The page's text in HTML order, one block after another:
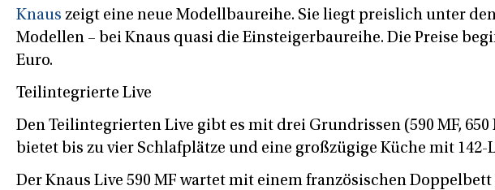
Knaus zeigt eine neue Modellbaureihe. Sie liegt preislich unter
Modellen – bei Knaus quasi die Einsteigerbaureihe. Die Preise
Euro.
Teilintegrierte Live
Den Teilintegrierten Live gibt es mit drei Grundrissen (590 MF, 650
bietet bis zu vier Schlafplätze und eine großzügige Küche mit
Der Knaus Live 590 MF wartet mit einem französischen Doppelbett